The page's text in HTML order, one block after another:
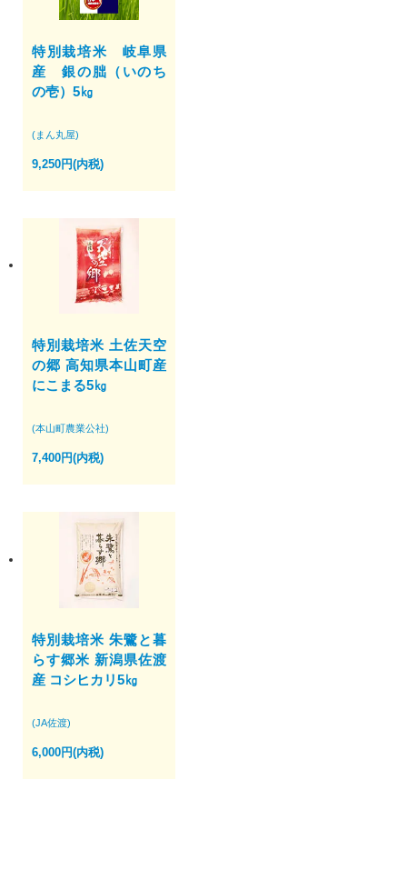
特別栽培米 岐阜県
産 銀の朏（いのち
の壱）5㎏
(まん丸屋)
9,250円(内税)
特別栽培米 土佐天空
の郷 高知県本山町産
にこまる5㎏
(本山町農業公社)
7,400円(内税)
特別栽培米 朱鷺と暮
らす郷米 新潟県佐渡
産 コシヒカリ5㎏
(JA佐渡)
6,000円(内税)